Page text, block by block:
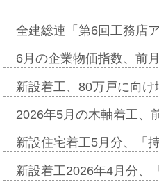
全建総連「第6回工務店
6月の企業物価指数、前
新設着工、80万戸に向
2026年5月の木軸着工、
新設住宅着工5月分、「
新設着工2026年4月分、